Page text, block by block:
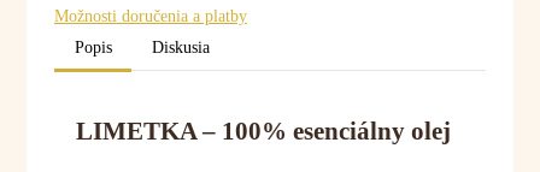
Možnosti doručenia a platby
Popis
Diskusia
LIMETKA – 100% esenciálny olej